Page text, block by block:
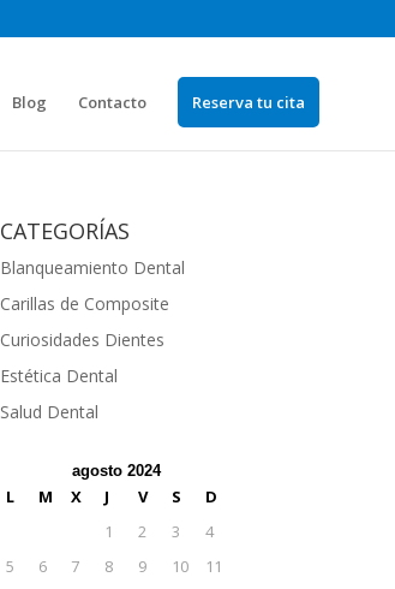
Blog Contacto Reserva tu cita
CATEGORÍAS
Blanqueamiento Dental
Carillas de Composite
Curiosidades Dientes
Estética Dental
Salud Dental
agosto 2024
L M X J V S
D
1
2 3
4
5
6 7 8 9 10
11